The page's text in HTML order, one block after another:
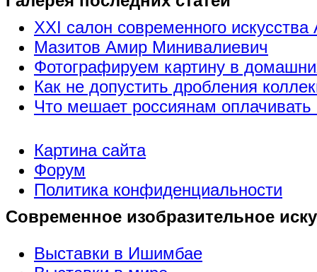
XXI салон современного искусства
Мазитов Амир Минивалиевич
Фотографируем картину в
Как не допустить дробления
Что мешает россиянам
Картина сайта
Форум
Политика конфиденциальности
Современное изобразительное
Выставки в Ишимбае